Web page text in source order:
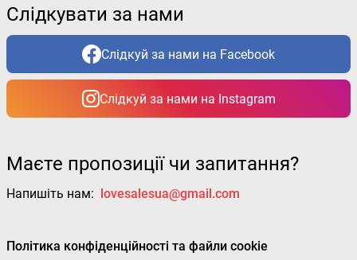
Слідкувати за нами
Слідкуй за нами на Facebook
Слідкуй за нами на Instagram
Маєте пропозиції чи запитання?
Напишіть нам: lovesalesua@gmail.com
Політика конфіденційності та файли cookie